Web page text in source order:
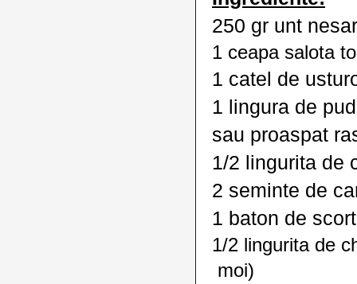
250 gr unt
1 ceapa salota
1 catel de
1 lingura de
sau proaspat
1/2 lingurita de
2 seminte de
1 baton de
1/2 lingurita de
moi)